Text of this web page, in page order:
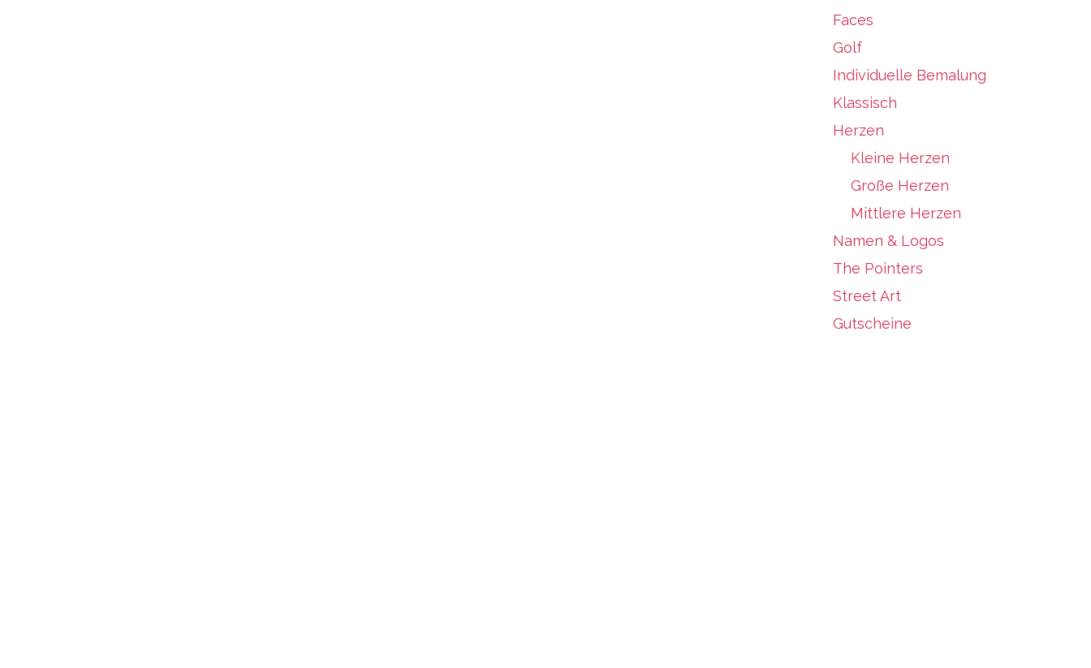
Faces
Golf
Individuelle Bemalung
Klassisch
Herzen
Kleine Herzen
Große Herzen
Mittlere Herzen
Namen & Logos
The Pointers
Street Art
Gutscheine